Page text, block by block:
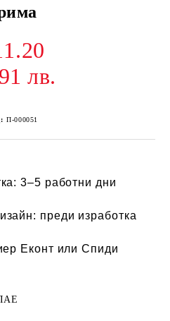
лв.
П-000051
3–5 работни дни
преди изработка
Еконт или Спиди